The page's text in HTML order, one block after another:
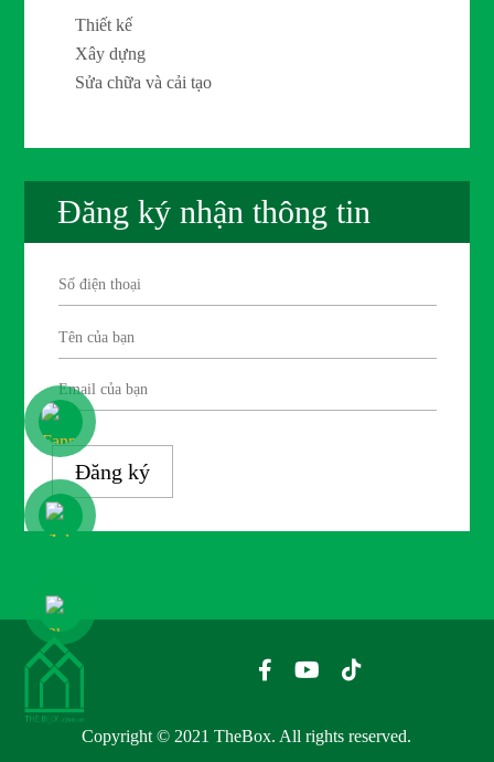
Thiết kế
Xây dựng
Sửa chữa và cải tạo
Đăng ký nhận thông tin
Đăng ký
Copyright © 2021 TheBox. All rights reserved.